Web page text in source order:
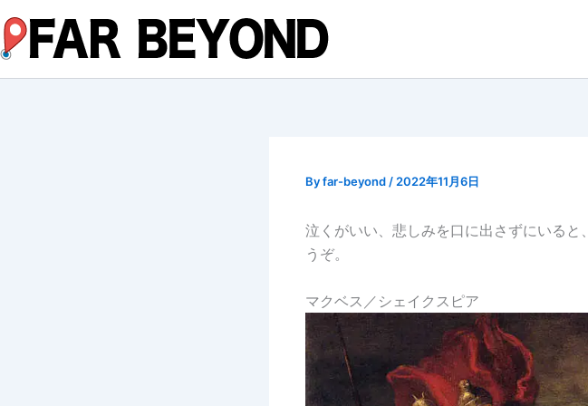
容
を
ス
Byfar-beyond / 2022年11月6日
泣くがいい、悲しみを口に出さずにいる
うぞ。
マクベス／シェイクスピア